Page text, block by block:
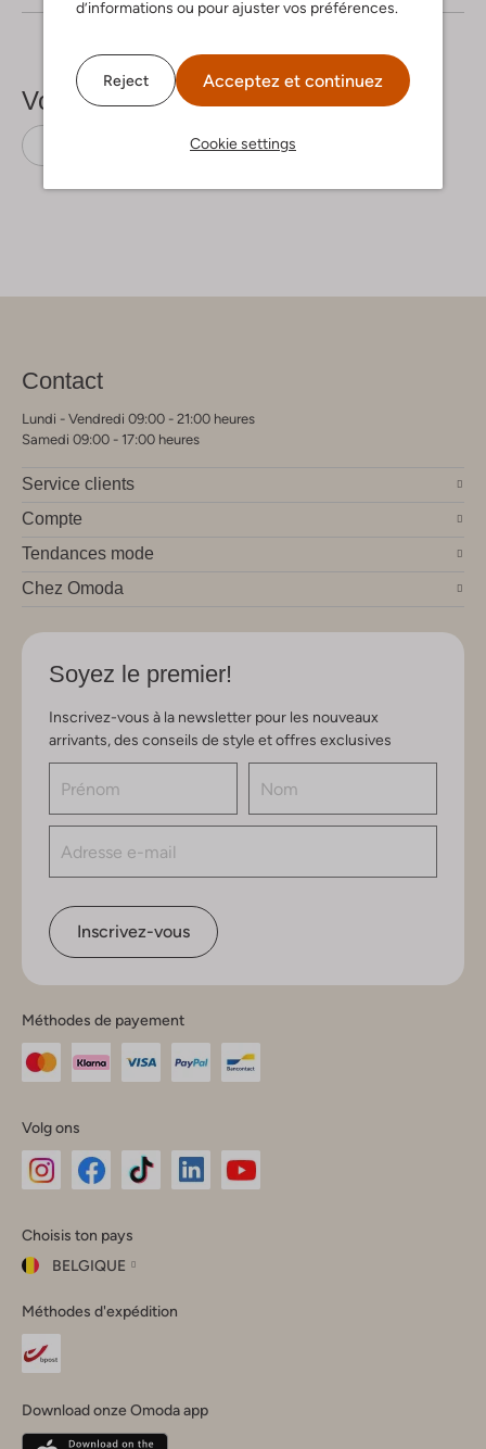
d’informations ou pour ajuster vos préférences.
Reject Acceptez et continuez
Cookie settings
Voir plus
Second Female
Contact
Lundi - Vendredi 09:00 - 21:00 heures
Samedi 09:00 - 17:00 heures
Service clients
Compte
Tendances mode
Chez Omoda
Soyez le premier!
Inscrivez-vous à la newsletter pour les nouveaux
arrivants, des conseils de style et offres exclusives
Inscrivez-vous
Méthodes de payement
Volg ons
Instagram
Facebook
TikTok
Choisis ton pays
BELGIQUE
ton
pays
Fermer
Belgique(Français)
Méthodes d'expédition
Download onze Omoda app